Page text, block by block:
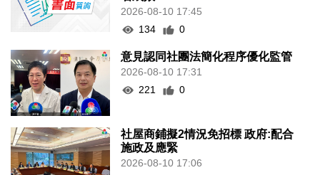
2026-08-10 17:45
134
0
意見認同社團法簡化程序優化監管
2026-08-10 17:31
221
0
社屋商鋪擬2情況免招標 政府:配合
施政及應緊
2026-08-10 17:06